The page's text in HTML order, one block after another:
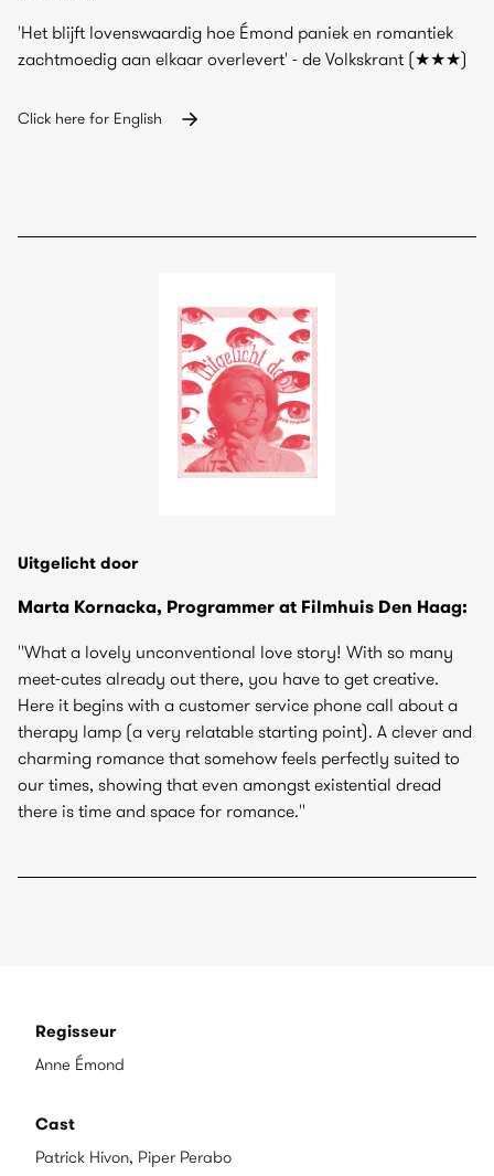
'Het blijft lovenswaardig hoe Émond paniek en romantiek
zachtmoedig aan elkaar overlevert' - de Volkskrant (★★★)
Click here for English
Uitgelicht door
Marta Kornacka, Programmer at Filmhuis Den Haag:
''What a lovely unconventional love story! With so many
meet-cutes already out there, you have to get creative.
Here it begins with a customer service phone call about a
therapy lamp (a very relatable starting point). A clever and
charming romance that somehow feels perfectly suited to
our times, showing that even amongst existential dread
there is time and space for romance.''
Regisseur
Anne Émond
Cast
Patrick Hivon, Piper Perabo